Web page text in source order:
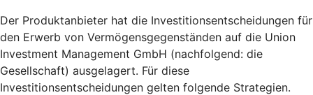
Der Produktanbieter hat die Investitionsentscheidungen für
den Erwerb von Vermögensgegenständen auf die Union
Investment Management GmbH (nachfolgend: die
Gesellschaft) ausgelagert. Für diese
Investitionsentscheidungen gelten folgende Strategien.